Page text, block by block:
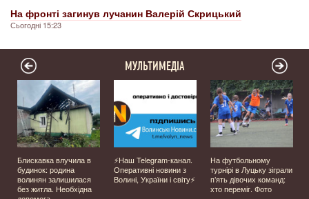
На фронті загинув лучанин Валерій Скрицький
Сьогодні 15:23
МУЛЬТИМЕДІА
Блискавка влучила в
будинок: родина
волинян залишилася
без житла. Необхідна
⚡️Наш Telegram-канал.
Оперативні новини з
Волині, України і світу⚡️
На футбольному
турнірі в Луцьку зіграли
п’ять дівочих команд:
хто переміг. Фото